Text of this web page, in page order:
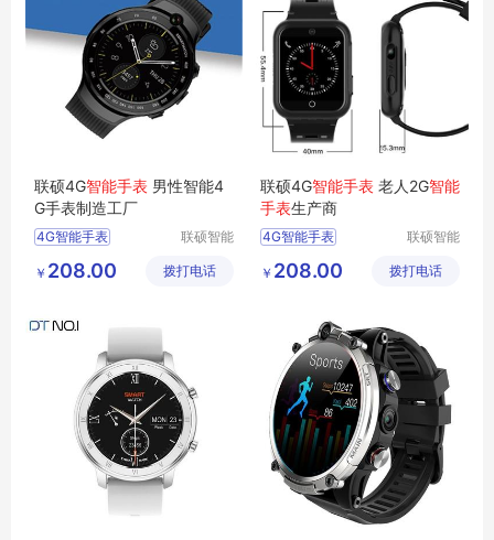
联硕4G智能手表 男性智能4
G手表制造工厂
4G智能手表
智能SOS手表
联硕智能
有限公司
￥ 208.00 拨打电话
联硕4G智能手表 老人2G智能
手表生产商
4G智能手表
智能3G手表
联硕智能
有限公司
￥ 208.00 拨打电话